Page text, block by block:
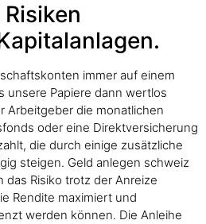
immer auf einem
unsere Papiere dann wertlos
Arbeitgeber die monatlichen
oder eine Direktversicherung
die durch einige zusätzliche
steigen. Geld anlegen schweiz
Risiko trotz der Anreize
Rendite maximiert und
werden können. Die Anleihe